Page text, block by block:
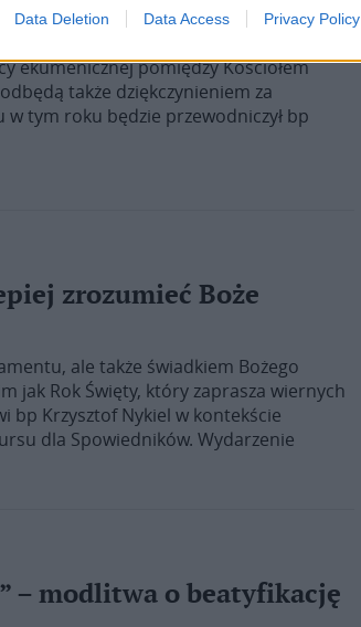
Data Deletion Data Access Privacy Policy
tym roku odbędzie się 4 maja.
ekumenicznej pomiędzy Kościołem
także dziękczynieniem za
tym roku będzie przewodniczył bp
zrozumieć Boże
ale także świadkiem Bożego
jak Rok Święty, który zaprasza wiernych
bp Krzysztof Nykiel w kontekście
dla Spowiedników. Wydarzenie
– modlitwa o beatyfikację